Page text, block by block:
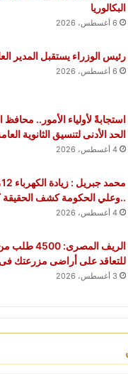
البكالوريا
6 أغسطس، 2026
رئيس الوزراء يستقبل المدير
6 أغسطس، 2026
استجابةً لأولياء الأمور..
الحد الأدنى لتنسيق الثانوية العامة إلى
4 أغسطس، 2026
..وعلي الحكومة كشف الحقيقة
4 أغسطس، 2026
الريف
للتعاقد على أراضى مزرعتك
3 أغسطس، 2026